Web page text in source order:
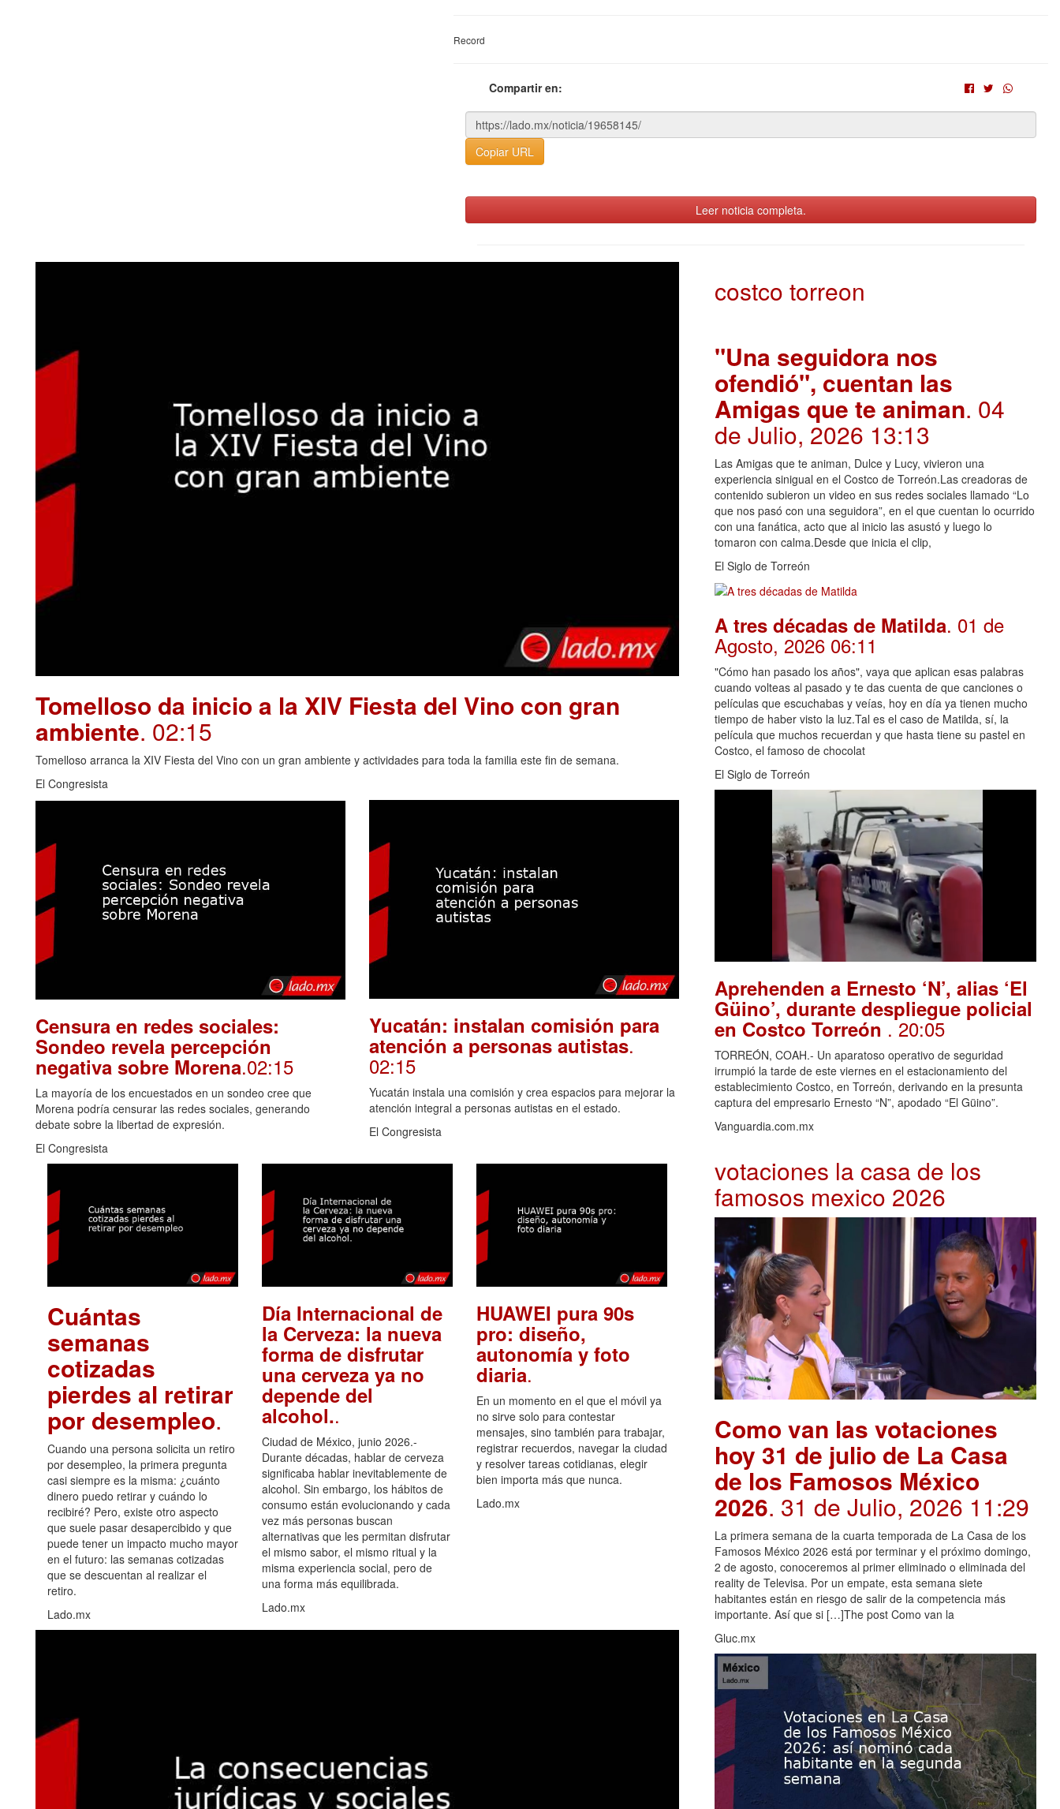
Record
Compartir en:
Copiar URL
Leer noticia completa.
Tomelloso da inicio a la XIV Fiesta del Vino con gran
ambiente. 02:15
Tomelloso arranca la XIV Fiesta del Vino con un gran ambiente y actividades para toda la familia este fin de semana.
El Congresista
Censura en redes sociales:
Sondeo revela percepción
negativa sobre Morena.02:15
La mayoría de los encuestados en un sondeo cree que
Morena podría censurar las redes sociales, generando
debate sobre la libertad de expresión.
El Congresista
Yucatán: instalan comisión para
atención a personas autistas.
02:15
Yucatán instala una comisión y crea espacios para mejorar la
atención integral a personas autistas en el estado.
El Congresista
Cuántas
semanas
cotizadas
pierdes al retirar
por desempleo.
Cuando una persona solicita un retiro
por desempleo, la primera pregunta
casi siempre es la misma: ¿cuánto
dinero puedo retirar y cuándo lo
recibiré? Pero, existe otro aspecto
que suele pasar desapercibido y que
puede tener un impacto mucho mayor
en el futuro: las semanas cotizadas
que se descuentan al realizar el
retiro.
Lado.mx
Día Internacional de
la Cerveza: la nueva
forma de disfrutar
una cerveza ya no
depende del
alcohol..
Ciudad de México, junio 2026.-
Durante décadas, hablar de cerveza
significaba hablar inevitablemente de
alcohol. Sin embargo, los hábitos de
consumo están evolucionando y cada
vez más personas buscan
alternativas que les permitan disfrutar
el mismo sabor, el mismo ritual y la
misma experiencia social, pero de
una forma más equilibrada.
Lado.mx
HUAWEI pura 90s
pro: diseño,
autonomía y foto
diaria.
En un momento en el que el móvil ya
no sirve solo para contestar
mensajes, sino también para trabajar,
registrar recuerdos, navegar la ciudad
y resolver tareas cotidianas, elegir
bien importa más que nunca.
Lado.mx
costco torreon
"Una seguidora nos
ofendió", cuentan las
Amigas que te animan. 04
de Julio, 2026 13:13
Las Amigas que te animan, Dulce y Lucy, vivieron una
experiencia sinigual en el Costco de Torreón.Las creadoras de
contenido subieron un video en sus redes sociales llamado “Lo
que nos pasó con una seguidora”, en el que cuentan lo ocurrido
con una fanática, acto que al inicio las asustó y luego lo
tomaron con calma.Desde que inicia el clip,
El Siglo de Torreón
A tres décadas de Matilda. 01 de
Agosto, 2026 06:11
"Cómo han pasado los años", vaya que aplican esas palabras
cuando volteas al pasado y te das cuenta de que canciones o
películas que escuchabas y veías, hoy en día ya tienen mucho
tiempo de haber visto la luz.Tal es el caso de Matilda, sí, la
película que muchos recuerdan y que hasta tiene su pastel en
Costco, el famoso de chocolat
El Siglo de Torreón
Aprehenden a Ernesto ‘N’, alias ‘El
Güino’, durante despliegue policial
en Costco Torreón . 20:05
TORREÓN, COAH.- Un aparatoso operativo de seguridad
irrumpió la tarde de este viernes en el estacionamiento del
establecimiento Costco, en Torreón, derivando en la presunta
captura del empresario Ernesto “N”, apodado “El Güino”.
Vanguardia.com.mx
votaciones la casa de los
famosos mexico 2026
Como van las votaciones
hoy 31 de julio de La Casa
de los Famosos México
2026. 31 de Julio, 2026 11:29
La primera semana de la cuarta temporada de La Casa de los
Famosos México 2026 está por terminar y el próximo domingo,
2 de agosto, conoceremos al primer eliminado o eliminada del
reality de Televisa. Por un empate, esta semana siete
habitantes están en riesgo de salir de la competencia más
importante. Así que si […]The post Como van la
Gluc.mx